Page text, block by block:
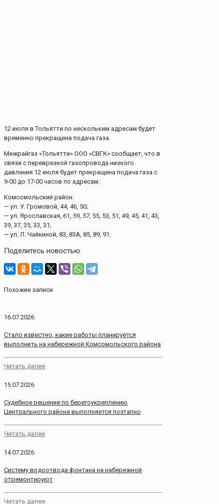
12 июля в Тольятти по нескольким адресам будет
временно прекращена подача газа.
Межрайгаз «Тольятти» ООО «СВГК» сообщает, что в
связи с переврезкой газопровода низкого
давления 12 июля будет прекращена подача газа с
9-00 до 17-00 часов по адресам:
Комсомольский район:
— ул. У. Громовой, 44, 46, 50;
— ул. Ярославская, 61, 59, 57, 55, 53, 51, 49, 45, 41, 43,
39, 37, 35, 33, 31;
— ул. Л. Чайкиной, 83, 83А, 85, 89, 91.
Поделитесь новостью:
Похожие записи
16.07.2026
Стало известно, какие работы планируется
выполнить на набережной Комсомольского района
Читать далее
15.07.2026
Судебное решение по берегоукреплению
Центрального района выполняется поэтапно
Читать далее
14.07.2026
Систему водоотвода фонтана на набережной
отремонтируют
Читать далее